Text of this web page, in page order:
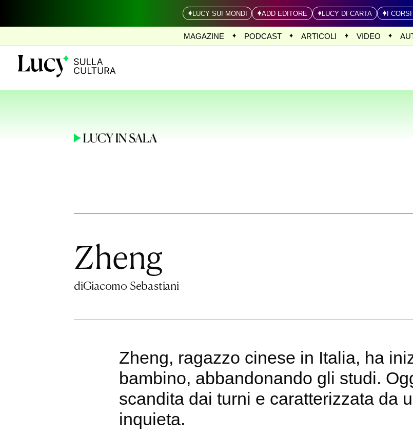
LUCY SUI MONDI ADD EDITORE LUCY DI CARTA I
MAGAZINE PODCAST ARTICOLI VIDEO
Zheng
diGiacomo Sebastiani
Zheng, ragazzo cinese in Italia, ha
bambino, abbandonando gli studi.
scandita dai turni e caratterizzata da
inquieta.